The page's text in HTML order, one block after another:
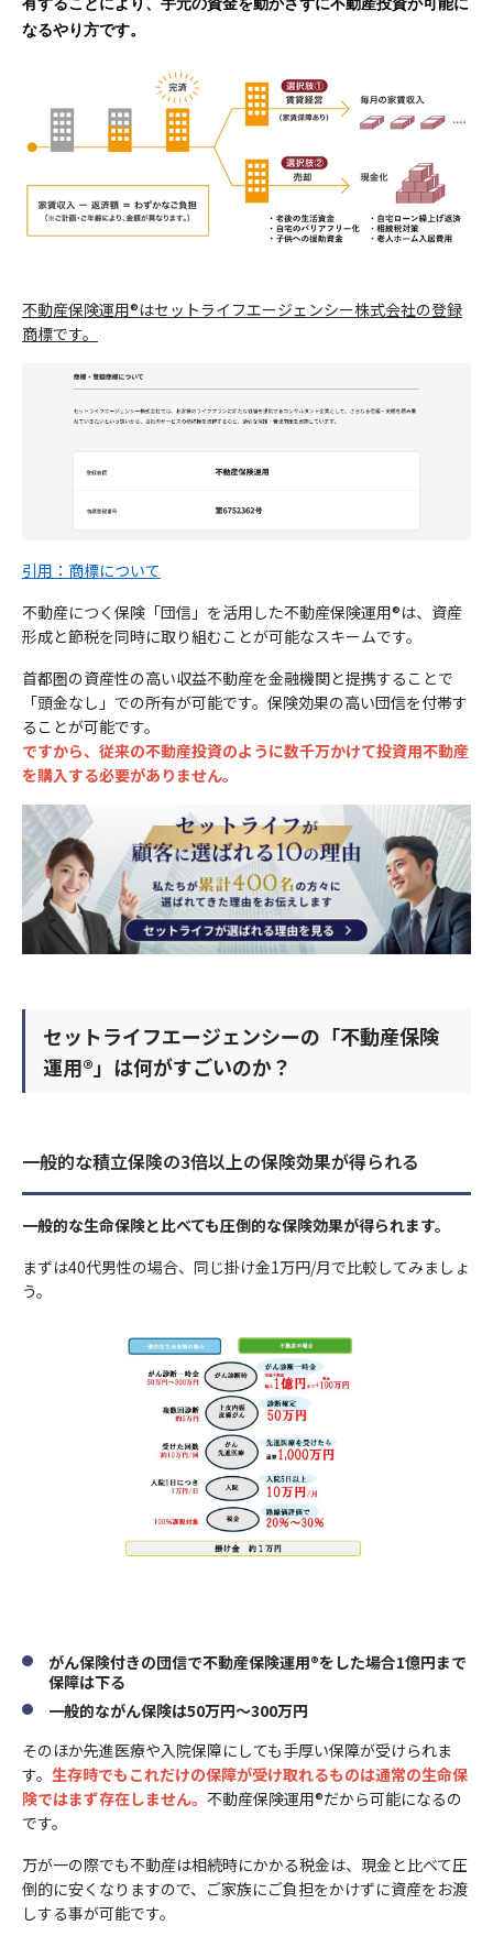
有することにより、手元の資金を動かさずに不動産投資が可能に
なるやり方です。
不動産保険運用®はセットライフエージェンシー株式会社の登録
商標です。
引用：商標について
不動産につく保険「団信」を活用した不動産保険運用®は、資産
形成と節税を同時に取り組むことが可能なスキームです。
首都圏の資産性の高い収益不動産を金融機関と提携することで
「頭金なし」での所有が可能です。保険効果の高い団信を付帯す
ることが可能です。
ですから、従来の不動産投資のように数千万かけて投資用不動産
を購入する必要がありません。
セットライフエージェンシーの「不動産保険
運用®」は何がすごいのか？
一般的な積立保険の3倍以上の保険効果が得られる
一般的な生命保険と比べても圧倒的な保険効果が得られます。
まずは40代男性の場合、同じ掛け金1万円/月で比較してみましょ
う。
がん保険付きの団信で不動産保険運用®をした場合1億円まで
保障は下る
一般的ながん保険は50万円～300万円
そのほか先進医療や入院保障にしても手厚い保障が受けられま
す。 生存時でもこれだけの保障が受け取れるものは通常の生命保
険ではまず存在しません。 不動産保険運用®だから可能になるの
です。
万が一の際でも不動産は相続時にかかる税金は、現金と比べて圧
倒的に安くなりますので、ご家族にご負担をかけずに資産をお渡
しする事が可能です。